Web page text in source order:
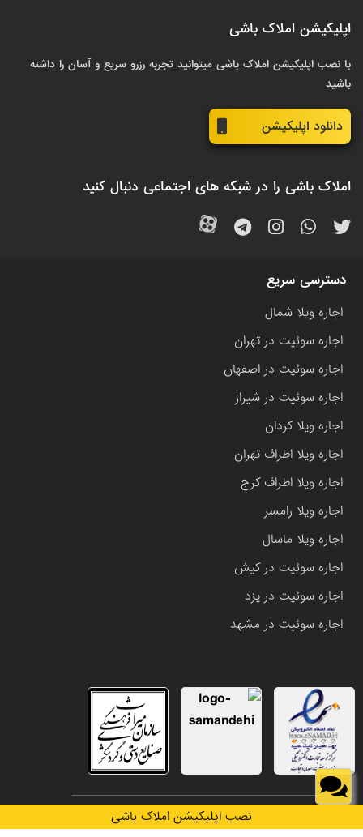
نصب اپلیکیشن املاک باشی
اپلیکیشن املاک باشی
با نصب اپلیکیشن املاک باشی میتوانید تجربه رزرو سریع و آسان را داشته
باشید
دانلود اپلیکیشن
املاک باشی را در شبکه های اجتماعی دنبال کنید
دسترسی سریع
اجاره ویلا شمال
اجاره سوئیت در تهران
اجاره سوئیت در اصفهان
اجاره سوئیت در شیراز
اجاره ویلا کردان
اجاره ویلا اطراف تهران
اجاره ویلا اطراف کرج
اجاره ویلا رامسر
اجاره ویلا ماسال
اجاره سوئیت در کیش
اجاره سوئیت در یزد
اجاره سوئیت در مشهد
تمامی حقوق این وب سایت متعلق به املاک باشی می باشد.